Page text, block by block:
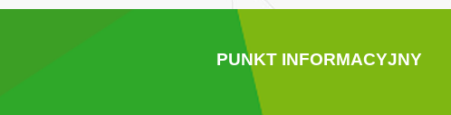
PUNKT INFORMACYJNY